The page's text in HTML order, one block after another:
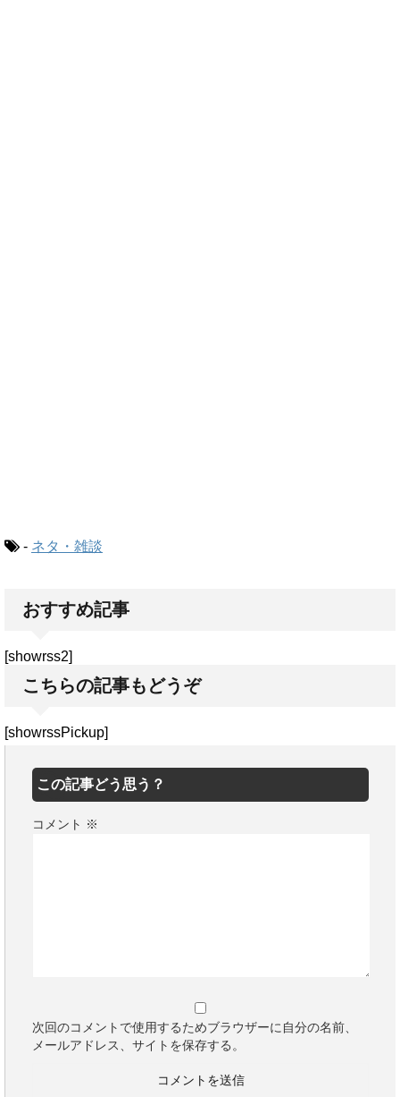
- ネタ・雑談
おすすめ記事
[showrss2]
こちらの記事もどうぞ
[showrssPickup]
この記事どう思う？
コメント ※
次回のコメントで使用するためブラウザーに自分の名前、
メールアドレス、サイトを保存する。